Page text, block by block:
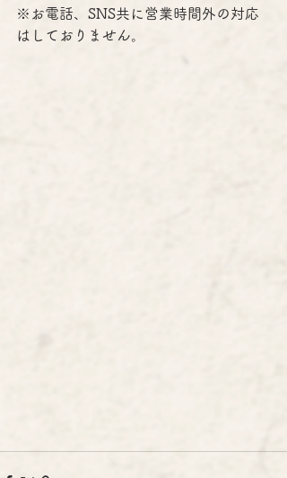
※お電話、SNS共に営業時間外の対応
はしておりません。